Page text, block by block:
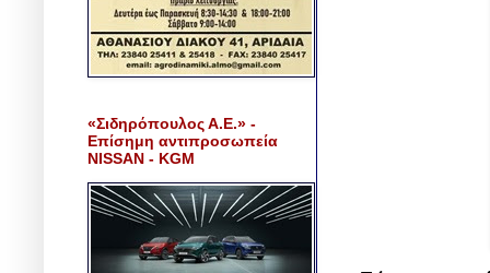
«Σιδηρόπουλος Α.Ε.» -
Επίσημη αντιπροσωπεία
NISSAN - KGM